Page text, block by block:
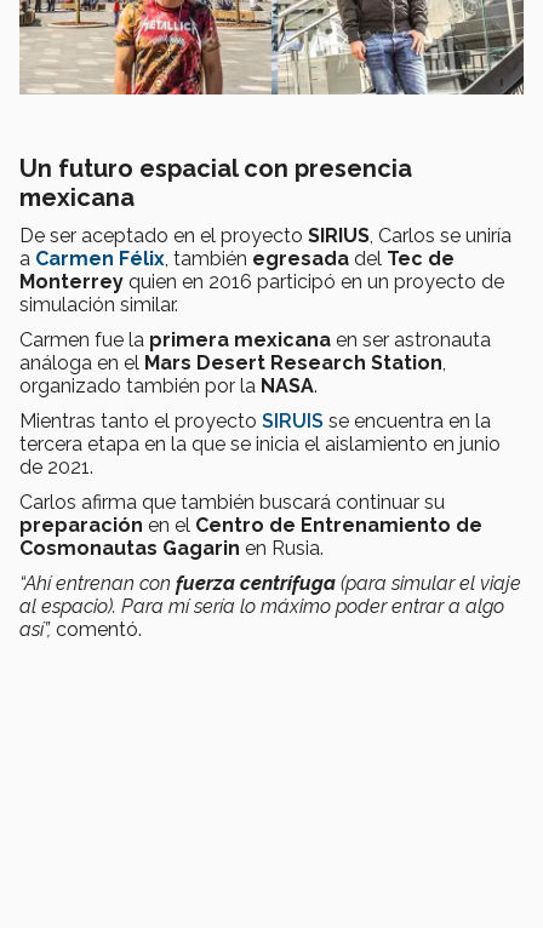
Un futuro espacial con presencia
mexicana
De ser aceptado en el proyecto SIRIUS, Carlos se uniría
a Carmen Félix, también egresada del Tec de
Monterrey quien en 2016 participó en un proyecto de
simulación similar.
Carmen fue la primera mexicana en ser astronauta
análoga en el Mars Desert Research Station,
organizado también por la NASA.
Mientras tanto el proyecto SIRUIS se encuentra en la
tercera etapa en la que se inicia el aislamiento en junio
de 2021.
Carlos afirma que también buscará continuar su
preparación en el Centro de Entrenamiento de
Cosmonautas Gagarin en Rusia.
“Ahí entrenan con fuerza centrífuga (para simular el viaje
al espacio). Para mí sería lo máximo poder entrar a algo
así”, comentó.